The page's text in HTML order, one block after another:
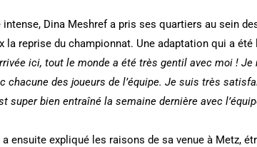
Dina Meshref a pris ses quartiers au sein
la reprise du championnat. Une adaptation qui a
ici, tout le monde a été très gentil avec moi !
chacune des joueurs de l’équipe. Je suis très
super bien entraîné la semaine dernière avec
ensuite expliqué les raisons de sa venue à Metz,